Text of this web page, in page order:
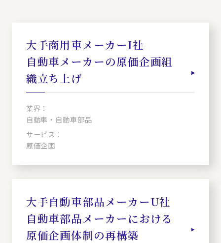
大手商用車メーカーI社
自動車メーカーの原価企画組
織立ち上げ
業界：
自動車・自動車部品
サービス：
原価企画
大手自動車部品メーカーU社
自動車部品メーカーにおける
原価企画体制の再構築